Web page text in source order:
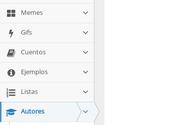
Memes
Gifs
Cuentos
Ejemplos
Listas
Autores